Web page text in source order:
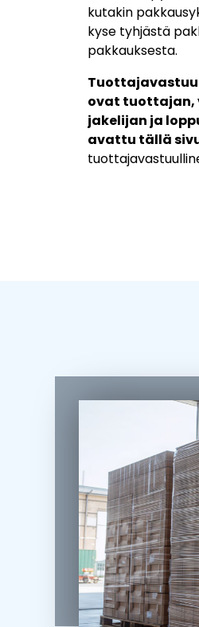
kutakin
kyse tyhjästä
pakkauksesta.
ovat tuottajan,
jakelijan ja
avattu tällä